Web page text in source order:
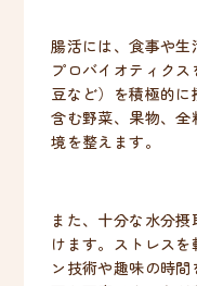
腸活には、食事や生
プロバイオティク
豆など）を積極的に
含む野菜、果物、
境を整えます。
また、十分な水分
けます。ストレス
ン技術や趣味の時